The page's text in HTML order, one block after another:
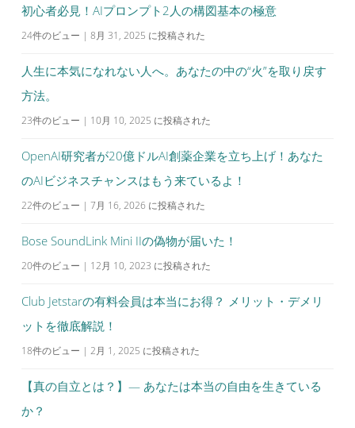
初心者必見！AIプロンプト2人の構図基本の極意
24件のビュー | 8月 31, 2025 に投稿された
人生に本気になれない人へ。あなたの中の“火”を取り戻す
方法。
23件のビュー | 10月 10, 2025 に投稿された
OpenAI研究者が20億ドルAI創薬企業を立ち上げ！あなた
のAIビジネスチャンスはもう来ているよ！
22件のビュー | 7月 16, 2026 に投稿された
Bose SoundLink Mini IIの偽物が届いた！
20件のビュー | 12月 10, 2023 に投稿された
Club Jetstarの有料会員は本当にお得？ メリット・デメリ
ットを徹底解説！
18件のビュー | 2月 1, 2025 に投稿された
【真の自立とは？】— あなたは本当の自由を生きている
か？